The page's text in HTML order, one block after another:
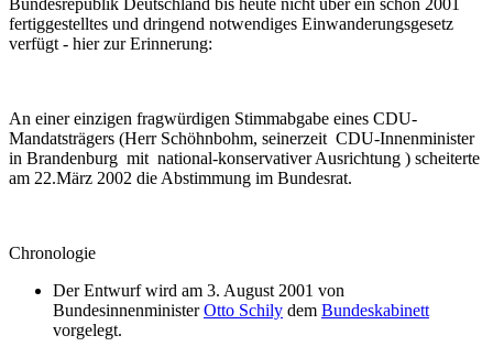
Bundesrepublik Deutschland bis heute nicht über ein schon 2001
fertiggestelltes und dringend notwendiges Einwanderungsgesetz
verfügt - hier zur Erinnerung:
An einer einzigen fragwürdigen Stimmabgabe eines CDU-
Mandatsträgers (Herr Schöhnbohm, seinerzeit CDU-Innenminister
in Brandenburg mit national-konservativer Ausrichtung ) scheiterte
am 22.März 2002 die Abstimmung im Bundesrat.
Chronologie
Der Entwurf wird am 3. August 2001 von
BundesinnenministerOtto Schily dem Bundeskabinett
vorgelegt.